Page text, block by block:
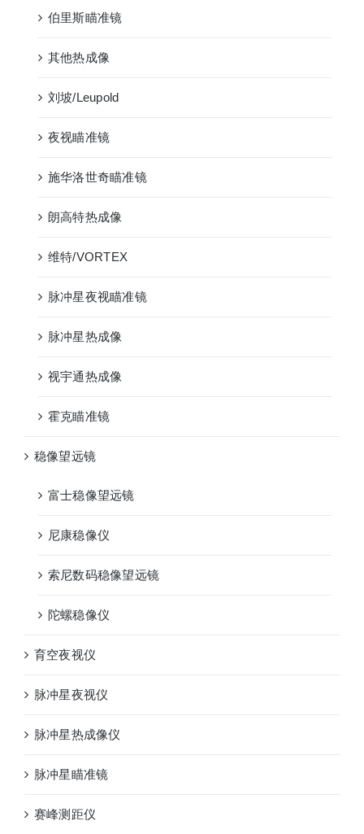
伯里斯瞄准镜
其他热成像
刘坡/Leupold
夜视瞄准镜
施华洛世奇瞄准镜
朗高特热成像
维特/VORTEX
脉冲星夜视瞄准镜
脉冲星热成像
视宇通热成像
霍克瞄准镜
稳像望远镜
富士稳像望远镜
尼康稳像仪
索尼数码稳像望远镜
陀螺稳像仪
育空夜视仪
脉冲星夜视仪
脉冲星热成像仪
脉冲星瞄准镜
赛峰测距仪